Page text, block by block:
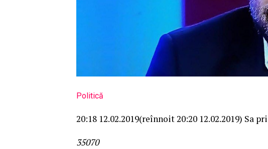
Politică
20:18 12.02.2019(reînnoit 20:20 12.02.2019) Sa
35070